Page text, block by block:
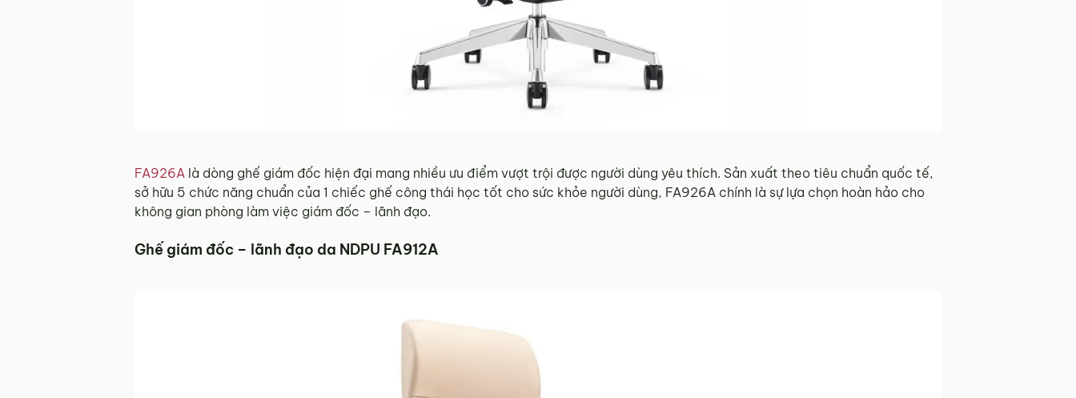
FA926A là dòng ghế giám đốc hiện đại mang nhiều ưu điểm vượt trội được người dùng yêu thích. Sản xuất theo tiêu chuẩn quốc tế,
sở hữu 5 chức năng chuẩn của 1 chiếc ghế công thái học tốt cho sức khỏe người dùng, FA926A chính là sự lựa chọn hoàn hảo cho
không gian phòng làm việc giám đốc – lãnh đạo.
Ghế giám đốc – lãnh đạo da NDPU FA912A